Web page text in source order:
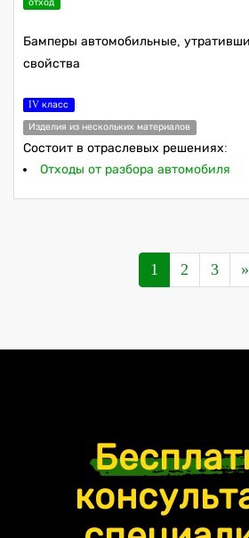
отход
Бамперы автомобильные,
свойства
IV класс
Изделия из нескольких материалов
Состоит в отраслевых решениях:
Отходы от разбора автомобиля
1 2 3 »